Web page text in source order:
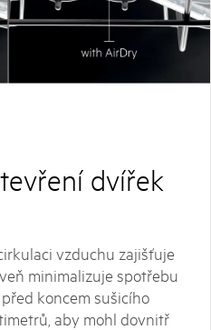
dvířek
vzduchu zajišťuje
minimalizuje spotřebu
koncem sušicího
aby mohl dovnitř